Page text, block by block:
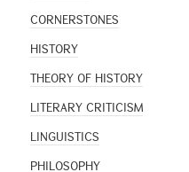
CORNERSTONES
HISTORY
THEORY OF HISTORY
LITERARY CRITICISM
LINGUISTICS
PHILOSOPHY